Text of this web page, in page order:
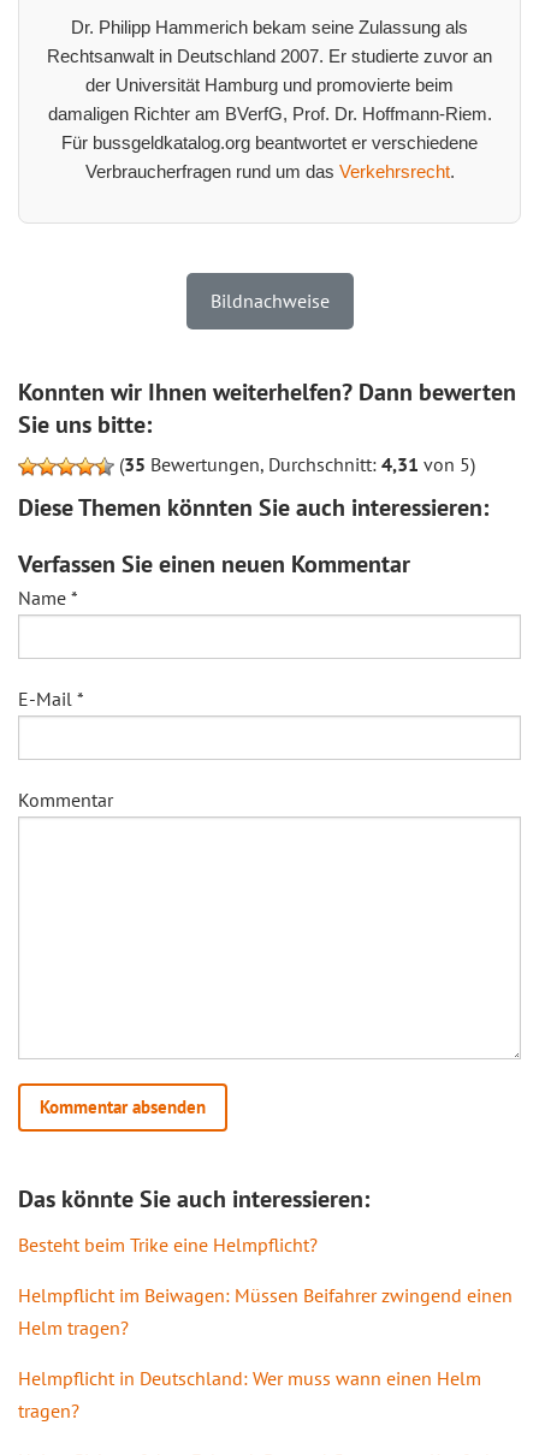
Dr. Philipp Hammerich bekam seine Zulassung als
Rechtsanwalt in Deutschland 2007. Er studierte zuvor an
der Universität Hamburg und promovierte beim
damaligen Richter am BVerfG, Prof. Dr. Hoffmann-Riem.
Für bussgeldkatalog.org beantwortet er verschiedene
Verbraucherfragen rund um das Verkehrsrecht.
Bildnachweise
Konnten wir Ihnen weiterhelfen? Dann bewerten
Sie uns bitte:
(35 Bewertungen, Durchschnitt: 4,31 von 5)
Diese Themen könnten Sie auch interessieren:
Verfassen Sie einen neuen Kommentar
Name *
E-Mail *
Kommentar
Das könnte Sie auch interessieren:
Besteht beim Trike eine Helmpflicht?
Helmpflicht im Beiwagen: Müssen Beifahrer zwingend einen
Helm tragen?
Helmpflicht in Deutschland: Wer muss wann einen Helm
tragen?